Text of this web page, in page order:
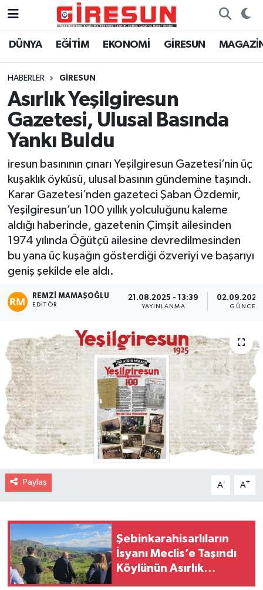
DÜNYA EĞİTİM EKONOMİ GİRESUN
HABERLER GİRESUN
Asırlık Yeşilgiresun
Gazetesi, Ulusal Basında
Yankı Buldu
iresun basınının çınarı Yeşilgiresun Gazetesi’nin üç
kuşaklık öyküsü, ulusal basının gündemine taşındı.
Karar Gazetesi’nden gazeteci Şaban Özdemir,
Yeşilgiresun’un 100 yıllık yolculuğunu kaleme
aldığı haberinde, gazetenin Çimşit ailesinden
1974 yılında Öğütçü ailesine devredilmesinden
bu yana üç kuşağın gösterdiği özveriyi ve başarıyı
geniş şekilde ele aldı.
REMZI MAMAŞOĞLU
EDITÖR
21.08.2025 - 13:39
YAYINLANMA
02.09.2025
Paylaş A- A+
Şebinkarahisarlıların
İsyanı Meclis’e Taşındı
Köylünün Asırlık
Hava Durumu
Trafik Durumu
Süper Lig Puan Durumu ve Fikstür
Tüm Manşetler
Son Dakika Haberleri
Haber Arşivi